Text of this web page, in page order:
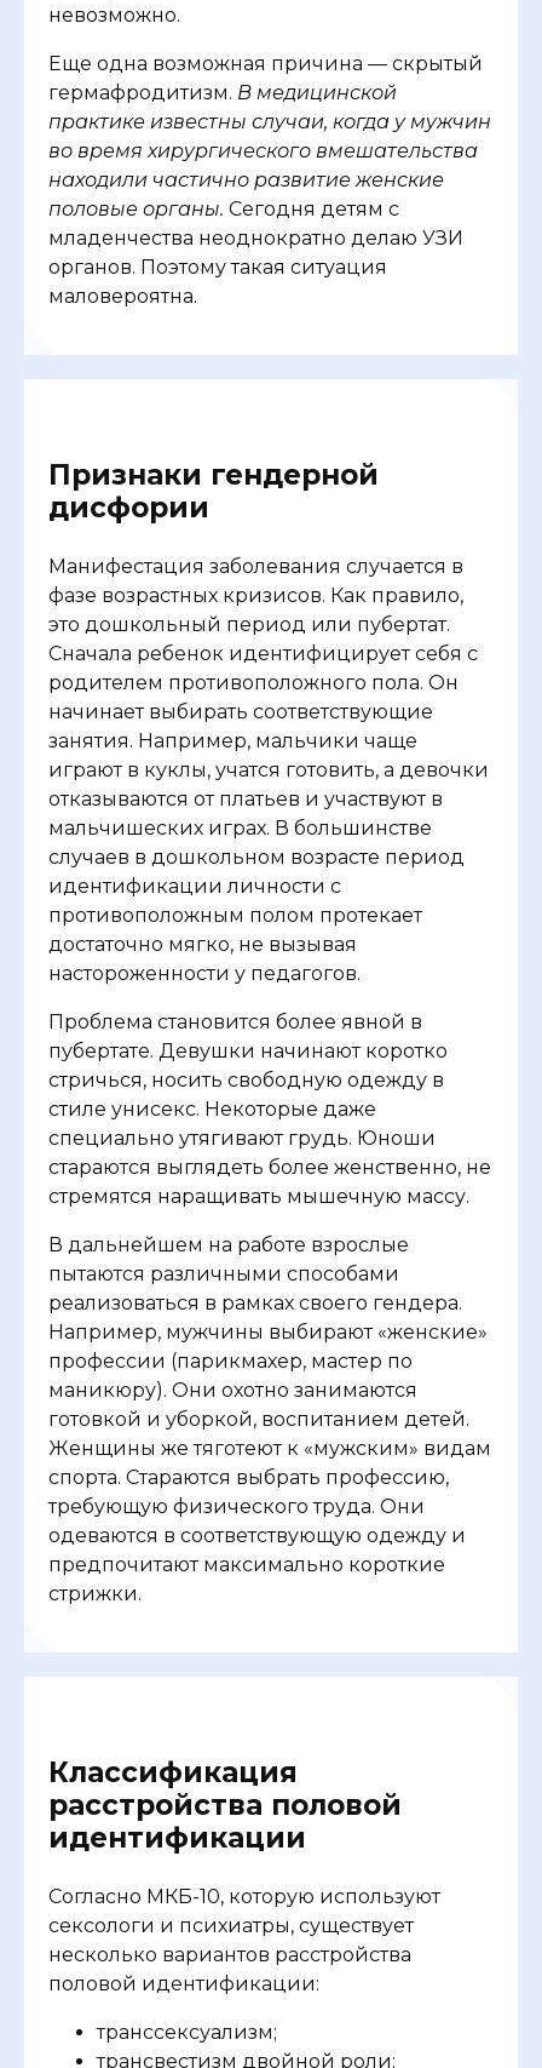
невозможно.
Еще одна возможная причина — скрытый
гермафродитизм. В медицинской
практике известны случаи, когда у мужчин
во время хирургического вмешательства
находили частично развитие женские
половые органы. Сегодня детям с
младенчества неоднократно делаю УЗИ
органов. Поэтому такая ситуация
маловероятна.
Признаки гендерной
дисфории
Манифестация заболевания случается в
фазе возрастных кризисов. Как правило,
это дошкольный период или пубертат.
Сначала ребенок идентифицирует себя с
родителем противоположного пола. Он
начинает выбирать соответствующие
занятия. Например, мальчики чаще
играют в куклы, учатся готовить, а девочки
отказываются от платьев и участвуют в
мальчишеских играх. В большинстве
случаев в дошкольном возрасте период
идентификации личности с
противоположным полом протекает
достаточно мягко, не вызывая
настороженности у педагогов.
Проблема становится более явной в
пубертате. Девушки начинают коротко
стричься, носить свободную одежду в
стиле унисекс. Некоторые даже
специально утягивают грудь. Юноши
стараются выглядеть более женственно, не
стремятся наращивать мышечную массу.
В дальнейшем на работе взрослые
пытаются различными способами
реализоваться в рамках своего гендера.
Например, мужчины выбирают «женские»
профессии (парикмахер, мастер по
маникюру). Они охотно занимаются
готовкой и уборкой, воспитанием детей.
Женщины же тяготеют к «мужским» видам
спорта. Стараются выбрать профессию,
требующую физического труда. Они
одеваются в соответствующую одежду и
предпочитают максимально короткие
стрижки.
Классификация
расстройства половой
идентификации
Согласно МКБ-10, которую используют
сексологи и психиатры, существует
несколько вариантов расстройства
половой идентификации:
транссексуализм;
трансвестизм двойной роли;